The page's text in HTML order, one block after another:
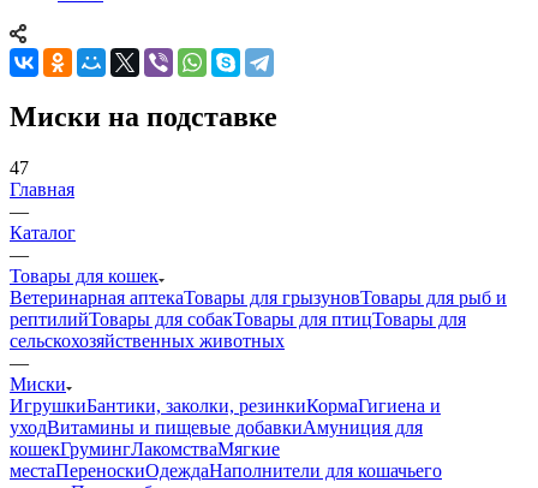
Миски на подставке
47
Главная
—
Каталог
—
Товары для кошек
Ветеринарная аптекаТовары для грызуновТовары для рыб и
рептилийТовары для собакТовары для птицТовары для
сельскохозяйственных животных
—
Миски
ИгрушкиБантики, заколки, резинкиКормаГигиена и
уходВитамины и пищевые добавкиАмуниция для
кошекГрумингЛакомстваМягкие
местаПереноскиОдеждаНаполнители для кошачьего